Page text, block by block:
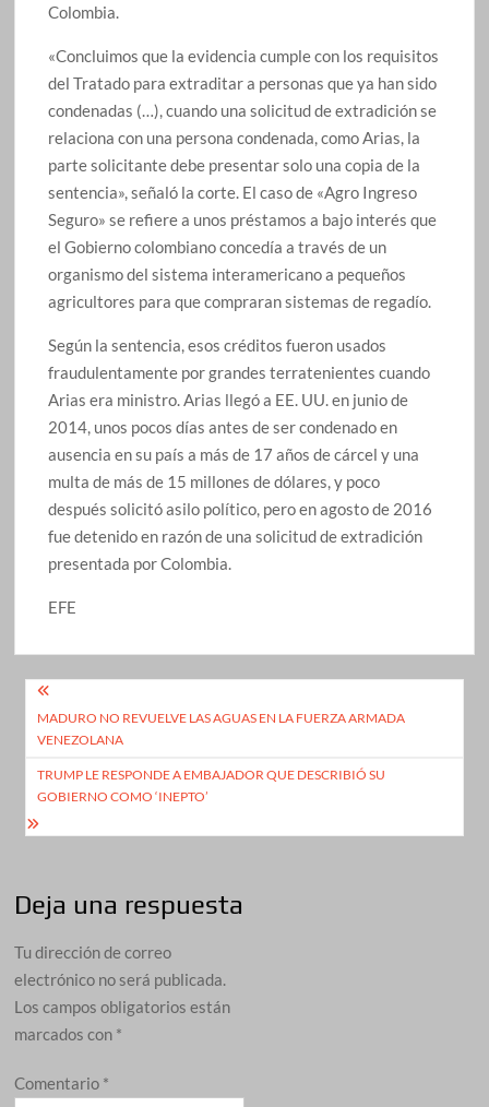
Colombia.
«Concluimos que la evidencia cumple con los requisitos
del Tratado para extraditar a personas que ya han sido
condenadas (…), cuando una solicitud de extradición se
relaciona con una persona condenada, como Arias, la
parte solicitante debe presentar solo una copia de la
sentencia», señaló la corte. El caso de «Agro Ingreso
Seguro» se refiere a unos préstamos a bajo interés que
el Gobierno colombiano concedía a través de un
organismo del sistema interamericano a pequeños
agricultores para que compraran sistemas de regadío.
Según la sentencia, esos créditos fueron usados
fraudulentamente por grandes terratenientes cuando
Arias era ministro. Arias llegó a EE. UU. en junio de
2014, unos pocos días antes de ser condenado en
ausencia en su país a más de 17 años de cárcel y una
multa de más de 15 millones de dólares, y poco
después solicitó asilo político, pero en agosto de 2016
fue detenido en razón de una solicitud de extradición
presentada por Colombia.
EFE
Navegación
de
entradas
MADURO NO REVUELVE LAS AGUAS EN LA FUERZA ARMADA
VENEZOLANA
TRUMP LE RESPONDE A EMBAJADOR QUE DESCRIBIÓ SU
GOBIERNO COMO ‘INEPTO’
Deja una respuesta
Tu dirección de correo
electrónico no será publicada.
Los campos obligatorios están
marcados con *
Comentario *